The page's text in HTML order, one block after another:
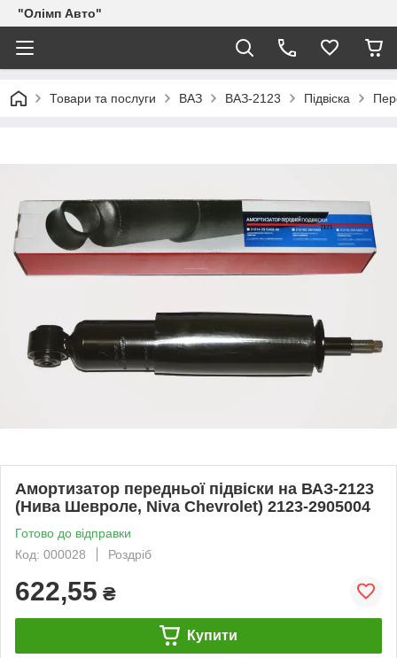
"Олімп Авто"
Товари та послуги ВАЗ ВАЗ-2123 Підвіска
Амортизатор передньої підвіски на ВАЗ-2123
(Нива Шевроле, Niva Chevrolet) 2123-2905004
Готово до відправки
Код: 000028
Роздріб
622,55 ₴
Купити